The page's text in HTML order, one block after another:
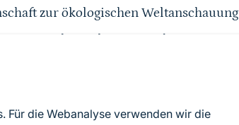
die Webanalyse verwenden wir die
zur ökologischen Weltanschauung
handeln wie ein Mensch